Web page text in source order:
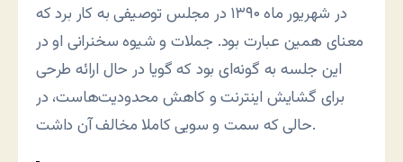
در شهریور ماه ۱۳۹۰ در مجلس توصیفی به کار برد که
معنای همین عبارت بود. جملات و شیوه سخنرانی او در
این جلسه به گونه‌ای بود که گویا در حال ارائه طرحی
برای گشایش اینترنت و کاهش محدودیت‌هاست، در
حالی که سمت و سویی کاملا مخالف آن داشت.